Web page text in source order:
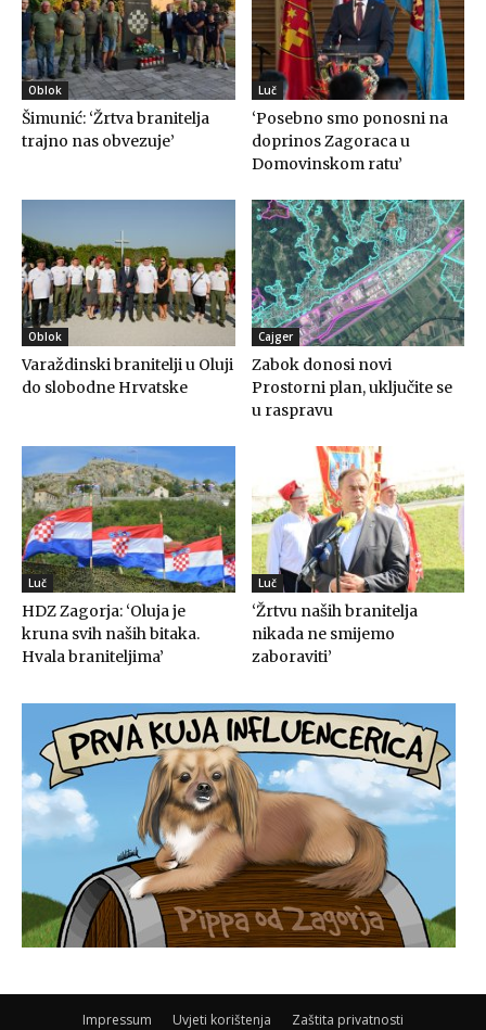
Oblok
Šimunić: ‘Žrtva branitelja
trajno nas obvezuje’
Luč
‘Posebno smo ponosni na
doprinos Zagoraca u
Domovinskom ratu’
Oblok
Varaždinski branitelji u Oluji
do slobodne Hrvatske
Cajger
Zabok donosi novi
Prostorni plan, uključite se
u raspravu
Luč
HDZ Zagorja: ‘Oluja je
kruna svih naših bitaka.
Hvala braniteljima’
Luč
‘Žrtvu naših branitelja
nikada ne smijemo
zaboraviti’
Impressum Uvjeti korištenja Zaštita privatnosti